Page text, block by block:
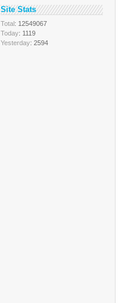
Site Stats
Total: 12549067
Today: 1119
Yesterday: 2594